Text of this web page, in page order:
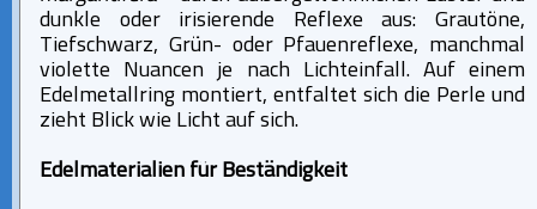
dunkle oder irisierende Reflexe aus: Grautöne,
Tiefschwarz, Grün- oder Pfauenreflexe, manchmal
violette Nuancen je nach Lichteinfall. Auf einem
Edelmetallring montiert, entfaltet sich die Perle und
zieht Blick wie Licht auf sich.
Edelmaterialien für Beständigkeit